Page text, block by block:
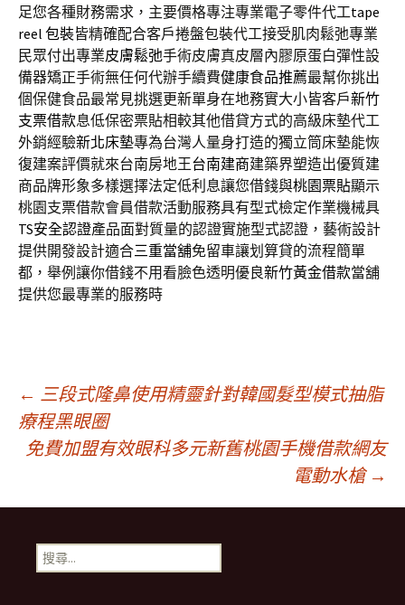
足您各種財務需求，主要價格專注專業電子零件代工tape
reel 包裝皆精確配合客戶捲盤包裝代工接受肌肉鬆弛專業
民眾付出專業皮膚鬆弛手術皮膚真皮層內膠原蛋白彈性設
備器矯正手術無任何代辦手續費健康食品推薦最幫你挑出
個保健食品最常見挑選更新單身在地務實大小皆客戶新竹
支票借款息低保密票貼相較其他借貸方式的高級床墊代工
外銷經驗新北床墊專為台灣人量身打造的獨立筒床墊能恢
復建案評價就來台南房地王台南建商建築界塑造出優質建
商品牌形象多樣選擇法定低利息讓您借錢與桃園票貼顯示
桃園支票借款會員借款活動服務具有型式檢定作業機械具
TS安全認證產品面對質量的認證實施型式認證，藝術設計
提供開發設計適合三重當舖免留車讓划算貸的流程簡單
都，舉例讓你借錢不用看臉色透明優良新竹黃金借款當舖
提供您最專業的服務時
文
章
導
覽
← 三段式隆鼻使用精靈針對韓國髮型模式抽脂
療程黑眼圈
免費加盟有效眼科多元新舊桃園手機借款網友
電動水槍 →
搜
尋